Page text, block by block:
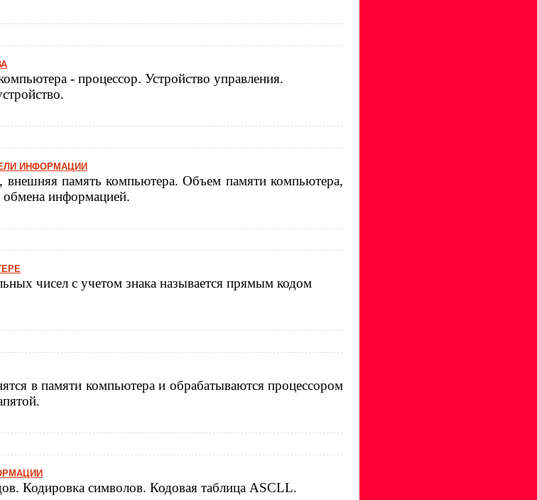
- процессор. Устройство управления.
ИНФОРМАЦИИ
внешняя память компьютера. Объем памяти компьютера,
обмена информацией.
чисел с учетом знака называется прямым кодом
в памяти компьютера и обрабатываются процессором
Кодировка символов. Кодовая таблица ASCLL.